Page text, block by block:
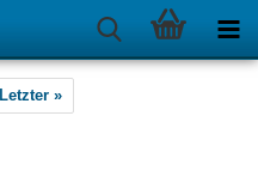
Letzter »